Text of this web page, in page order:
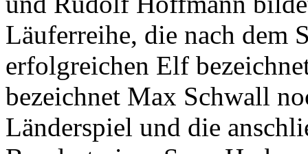
Läuferreihe, die nach dem
erfolgreichen Elf
bezeichnet Max Schwall
Länderspiel und die